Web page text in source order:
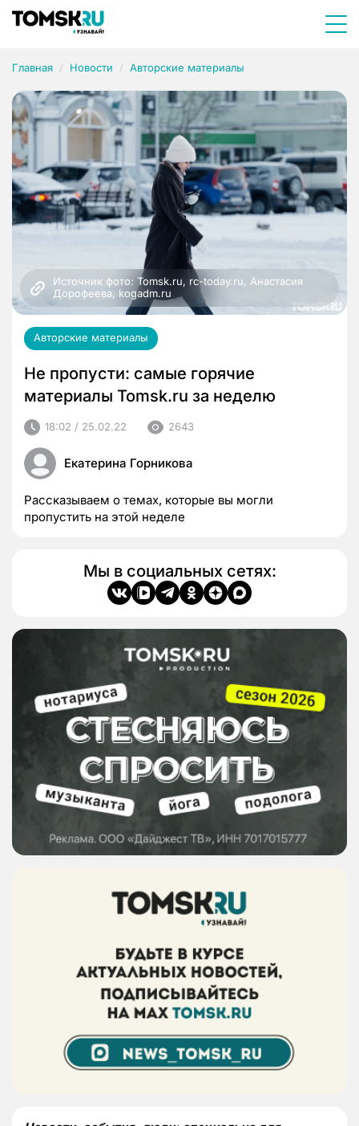
Главная Новости Авторские материалы
Источник фото: Tomsk.ru, rc-today.ru, Анастасия
Дорофеева, kogadm.ru
Авторские материалы
Не пропусти: самые горячие
материалы Tomsk.ru за неделю
18:02 / 25.02.22 2643
Екатерина Горникова
Рассказываем о темах, которые вы могли
пропустить на этой неделе
Мы в социальных сетях: